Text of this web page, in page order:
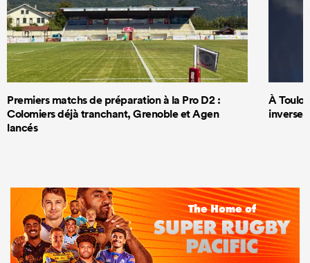
Premiers matchs de préparation à la Pro D2 :
Colomiers déjà tranchant, Grenoble et Agen
lancés
À